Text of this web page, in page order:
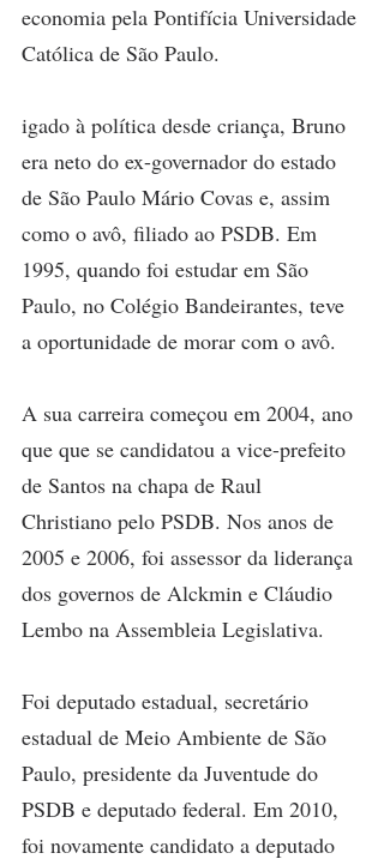
economia pela Pontifícia Universidade
Católica de São Paulo.
igado à política desde criança, Bruno
era neto do ex-governador do estado
de São Paulo Mário Covas e, assim
como o avô, filiado ao PSDB. Em
1995, quando foi estudar em São
Paulo, no Colégio Bandeirantes, teve
a oportunidade de morar com o avô.
A sua carreira começou em 2004, ano
que que se candidatou a vice-prefeito
de Santos na chapa de Raul
Christiano pelo PSDB. Nos anos de
2005 e 2006, foi assessor da liderança
dos governos de Alckmin e Cláudio
Lembo na Assembleia Legislativa.
Foi deputado estadual, secretário
estadual de Meio Ambiente de São
Paulo, presidente da Juventude do
PSDB e deputado federal. Em 2010,
foi novamente candidato a deputado